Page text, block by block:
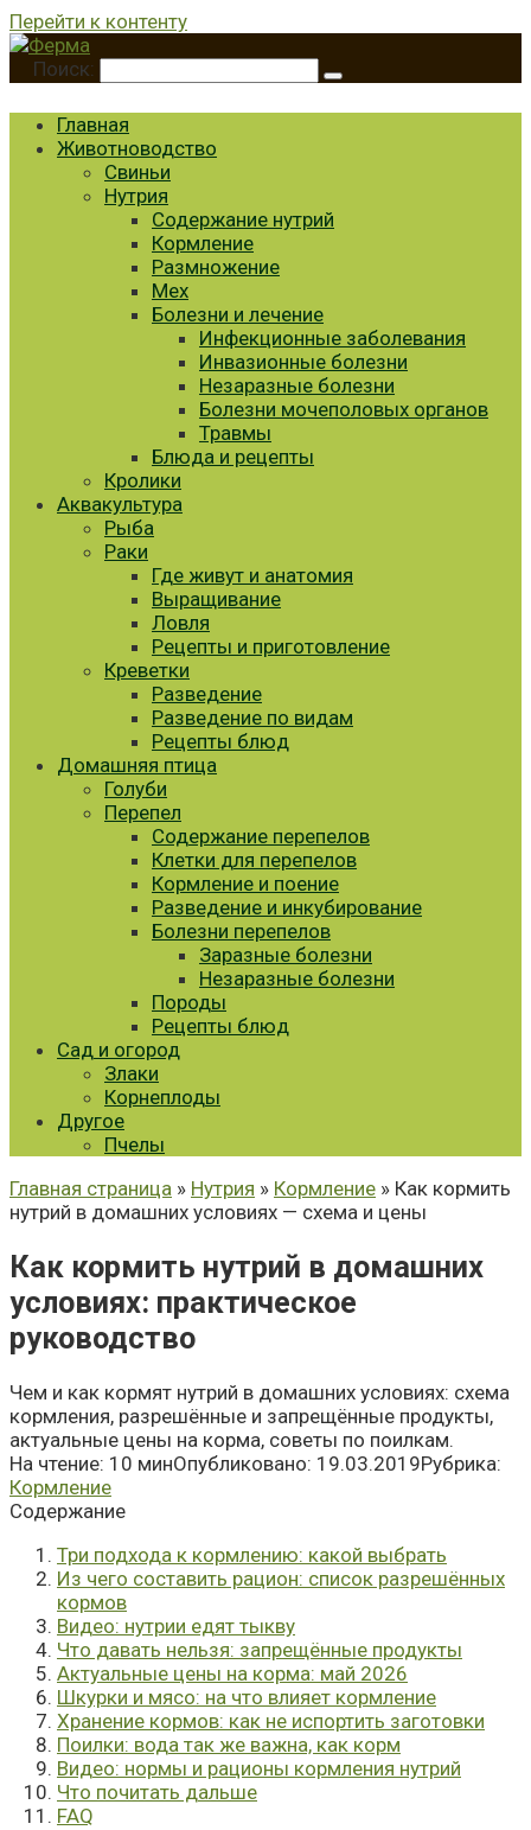
Перейти к контенту
Поиск:
Главная
Животноводство
Свиньи
Нутрия
Содержание нутрий
Кормление
Размножение
Мех
Болезни и лечение
Инфекционные заболевания
Инвазионные болезни
Незаразные болезни
Болезни мочеполовых органов
Травмы
Блюда и рецепты
Кролики
Аквакультура
Рыба
Раки
Где живут и анатомия
Выращивание
Ловля
Рецепты и приготовление
Креветки
Разведение
Разведение по видам
Рецепты блюд
Домашняя птица
Голуби
Перепел
Содержание перепелов
Клетки для перепелов
Кормление и поение
Разведение и инкубирование
Болезни перепелов
Заразные болезни
Незаразные болезни
Породы
Рецепты блюд
Сад и огород
Злаки
Корнеплоды
Другое
Пчелы
Главная страница » Нутрия » Кормление » Как кормить
нутрий в домашних условиях — схема и цены
Как кормить нутрий в домашних
условиях: практическое
руководство
Чем и как кормят нутрий в домашних условиях: схема
кормления, разрешённые и запрещённые продукты,
актуальные цены на корма, советы по поилкам.
На чтение: 10 минОпубликовано: 19.03.2019Рубрика:
Кормление
Содержание
Три подхода к кормлению: какой выбрать
Из чего составить рацион: список разрешённых
кормов
Видео: нутрии едят тыкву
Что давать нельзя: запрещённые продукты
Актуальные цены на корма: май 2026
Шкурки и мясо: на что влияет кормление
Хранение кормов: как не испортить заготовки
Поилки: вода так же важна, как корм
Видео: нормы и рационы кормления нутрий
Что почитать дальше
FAQ